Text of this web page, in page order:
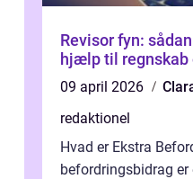
Revisor fyn:
hjælp til regnskab
09 april 2026
redaktionel
Hvad er Ekstra
befordringsbidrag er